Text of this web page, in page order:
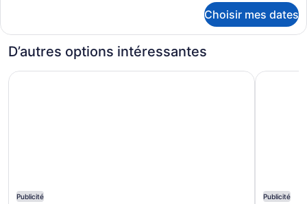
jumeaux,
vue
sur
Chambre
avec
jumeaux,
Choisir mes dates
D’autres options intéressantes
Publicité
Grand Hyatt Rio De Janeiro
Publicité
Hilton